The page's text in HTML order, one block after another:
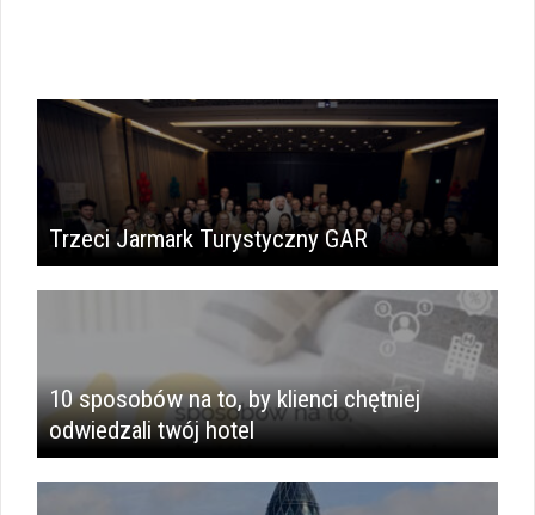
Trzeci Jarmark Turystyczny GAR
10 sposobów na to, by klienci chętniej
odwiedzali twój hotel